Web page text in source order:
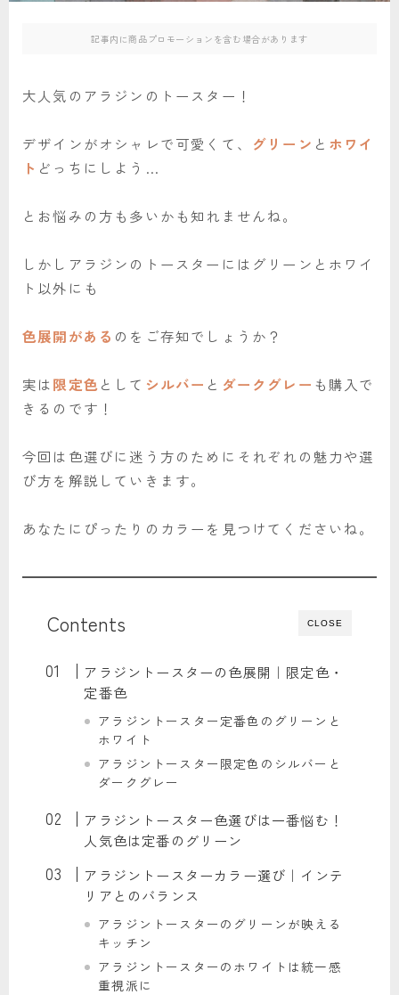
記事内に商品プロモーションを含む場合があります
大人気のアラジンのトースター！
デザインがオシャレで可愛くて、 グリーン と ホワイ
ト どっちにしよう…
とお悩みの方も多いかも知れませんね。
しかしアラジンのトースターにはグリーンとホワイ
ト以外にも
色展開がある のをご存知でしょうか？
実は限定色として シルバー と ダークグレー も購入で
きるのです！
今回は色選びに迷う方のためにそれぞれの魅力や選
び方を解説していきます。
あなたにぴったりのカラーを見つけてくださいね。
CLOSE
Contents
アラジントースターの色展開｜限定色・
定番色
アラジントースター定番色のグリーンと
ホワイト
アラジントースター限定色のシルバーと
ダークグレー
アラジントースター色選びは一番悩む！
人気色は定番のグリーン
アラジントースターカラー選び｜インテ
リアとのバランス
アラジントースターのグリーンが映える
キッチン
アラジントースターのホワイトは統一感
重視派に